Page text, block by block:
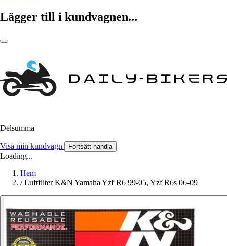
Lägger till i kundvagnen...
Delsumma
Visa min kundvagn Fortsätt handla
Loading...
Hem
/ Luftfilter K&N Yamaha Yzf R6 99-05, Yzf R6s 06-09